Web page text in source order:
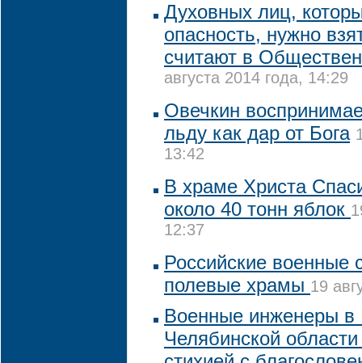
Духовных лиц,
опасность, нужно
считают в
августа 2014 года, 14:29
Овечкин
льду как дар от Бога
13:42
В храме Христа
около 40 тонн яблок
12:37
Российские военные
полевые храмы 19
Военные инженеры в
Челябинской